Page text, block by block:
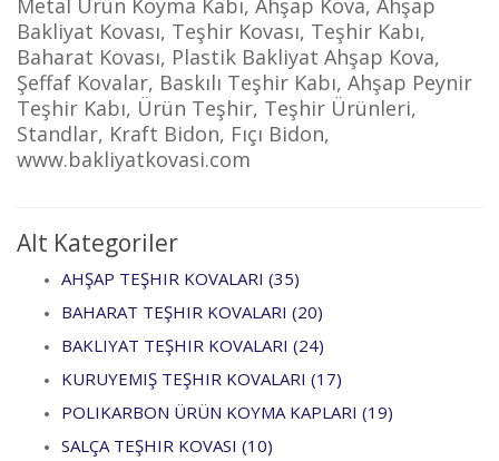
Bakliyat Kovası, Teşhir Kovası, Teşhir Kabı,
Baharat Kovası, Plastik Bakliyat Ahşap Kova,
Şeffaf Kovalar, Baskılı Teşhir Kabı, Ahşap Peynir
Teşhir Kabı, Ürün Teşhir, Teşhir Ürünleri,
Standlar, Kraft Bidon, Fıçı Bidon,
www.bakliyatkovasi.com
Alt Kategoriler
AHŞAP TEŞHIR KOVALARI (35)
BAHARAT TEŞHIR KOVALARI (20)
BAKLIYAT TEŞHIR KOVALARI (24)
KURUYEMIŞ TEŞHIR KOVALARI (17)
POLIKARBON ÜRÜN KOYMA KAPLARI (19)
SALÇA TEŞHIR KOVASI (10)